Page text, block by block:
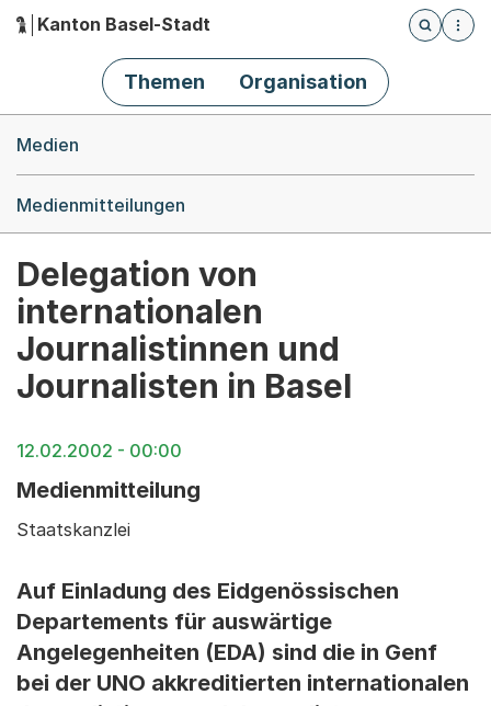
Hauptnavigation
Kanton Basel-Stadt
Öffnet
Themen Organisation
Medien
Medienmitteilungen
Delegation von
internationalen
Journalistinnen und
Journalisten in Basel
12.02.2002 - 00:00
Medienmitteilung
Staatskanzlei
Auf Einladung des Eidgenössischen
Departements für auswärtige
Angelegenheiten (EDA) sind die in Genf
bei der UNO akkreditierten internationalen